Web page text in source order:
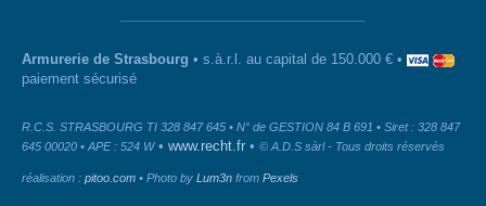
Armurerie de Strasbourg • s.à.r.l. au capital de 150.000 € •
paiement sécurisé
R.C.S. STRASBOURG TI 328 847 645 • N° de GESTION 84 B 691 • Siret : 328 847
645 00020 • APE : 524 W• www.recht.fr • © A.D.S sàrl - Tous droits réservés
réalisation : pitoo.com • Photo by Lum3n from Pexels